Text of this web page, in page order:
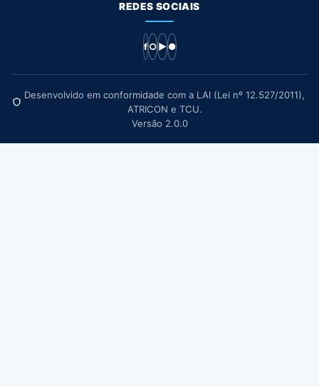
REDES SOCIAIS
f ○ ▶ ●
Desenvolvido em conformidade com a LAI (Lei nº 12.527/2011),
ATRICON e TCU.
Versão 2.0.0